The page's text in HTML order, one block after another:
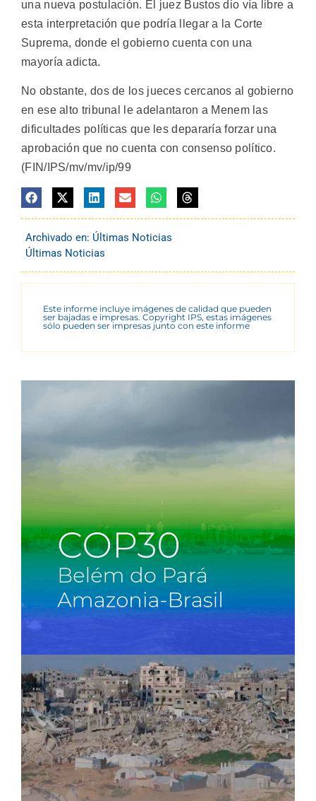
una nueva postulación. El juez Bustos dio vía libre a
esta interpretación que podría llegar a la Corte
Suprema, donde el gobierno cuenta con una
mayoría adicta.
No obstante, dos de los jueces cercanos al gobierno
en ese alto tribunal le adelantaron a Menem las
dificultades políticas que les depararía forzar una
aprobación que no cuenta con consenso político.
(FIN/IPS/mv/mv/ip/99
Archivado en: Últimas Noticias
Últimas Noticias
Este informe incluye imágenes de calidad que pueden
ser bajadas e impresas. Copyright IPS, estas imágenes
sólo pueden ser impresas junto con este informe